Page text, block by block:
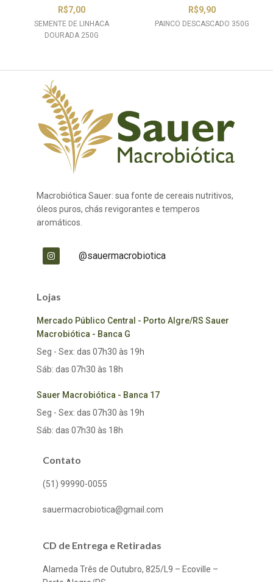
R$7,00
SEMENTE DE LINHACA
DOURADA 250G
R$9,90
PAINCO DESCASCADO 350G
Macrobiótica Sauer: sua fonte de cereais nutritivos,
óleos puros, chás revigorantes e temperos
aromáticos.
@sauermacrobiotica
Lojas
Mercado Público Central - Porto Algre/RS Sauer
Macrobiótica - Banca G
Seg - Sex: das 07h30 às 19h
Sáb: das 07h30 às 18h
Sauer Macrobiótica - Banca 17
Seg - Sex: das 07h30 às 19h
Sáb: das 07h30 às 18h
Contato
(51) 99990-0055
sauermacrobiotica@gmail.com
CD de Entrega e Retiradas
Alameda Três de Outubro, 825/L9 – Ecoville –